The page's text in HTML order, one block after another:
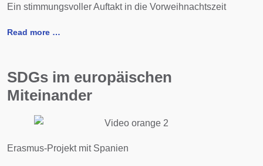
Ein stimmungsvoller Auftakt in die Vorweihnachtszeit
Read more …
SDGs im europäischen
Miteinander
Erasmus-Projekt mit Spanien